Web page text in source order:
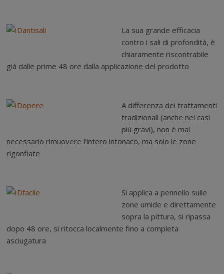
La sua grande efficacia
contro i sali di profondità, è
chiaramente riscontrabile
già dalle prime 48 ore dalla applicazione del prodotto
A differenza dei trattamenti
tradizionali (anche nei casi
più gravi), non è mai
necessario rimuovere l’intero intonaco, ma solo le zone
rigonfiate
Si applica a pennello sulle
zone umide e direttamente
sopra la pittura, si ripassa
dopo 48 ore, si ritocca localmente fino a completa
asciugatura